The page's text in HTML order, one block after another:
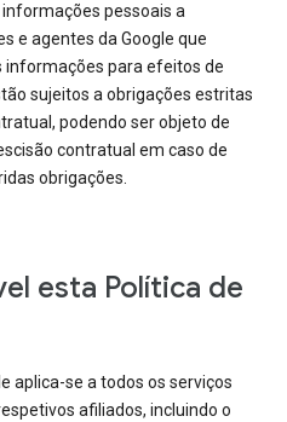
pessoais a
e agentes da Google que
informações para efeitos de
sujeitos a obrigações estritas
podendo ser objeto de
contratual em caso de
obrigações.
esta Política de
aplica-se a todos os serviços
afiliados, incluindo o